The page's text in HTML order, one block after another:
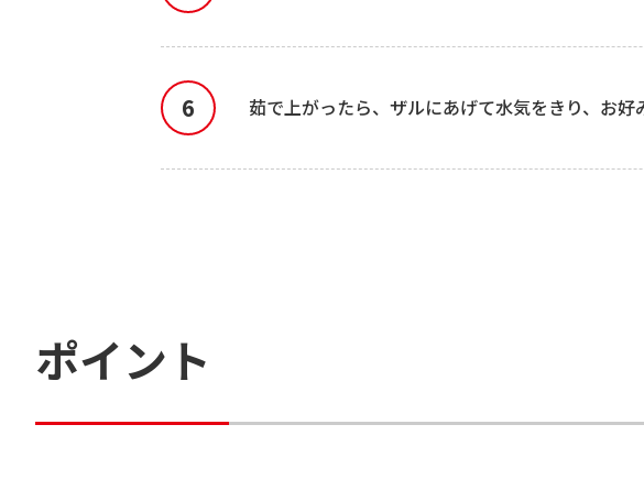
茹で上がったら、ザルにあげて水気をきり、お好
ポイント